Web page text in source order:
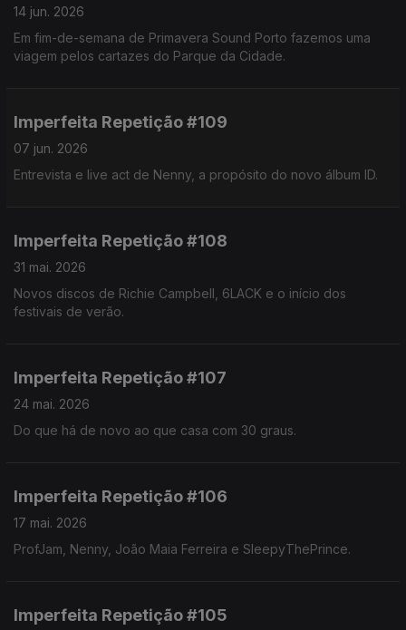
14 jun. 2026
Em fim-de-semana de Primavera Sound Porto fazemos uma
viagem pelos cartazes do Parque da Cidade.
Imperfeita Repetição #109
07 jun. 2026
Entrevista e live act de Nenny, a propósito do novo álbum ID.
Imperfeita Repetição #108
31 mai. 2026
Novos discos de Richie Campbell, 6LACK e o início dos
festivais de verão.
Imperfeita Repetição #107
24 mai. 2026
Do que há de novo ao que casa com 30 graus.
Imperfeita Repetição #106
17 mai. 2026
ProfJam, Nenny, João Maia Ferreira e SleepyThePrince.
Imperfeita Repetição #105